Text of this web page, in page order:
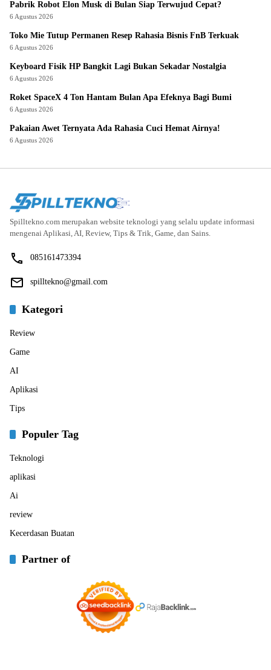
Pabrik Robot Elon Musk di Bulan Siap Terwujud Cepat?
6 Agustus 2026
Toko Mie Tutup Permanen Resep Rahasia Bisnis FnB Terkuak
6 Agustus 2026
Keyboard Fisik HP Bangkit Lagi Bukan Sekadar Nostalgia
6 Agustus 2026
Roket SpaceX 4 Ton Hantam Bulan Apa Efeknya Bagi Bumi
6 Agustus 2026
Pakaian Awet Ternyata Ada Rahasia Cuci Hemat Airnya!
6 Agustus 2026
Spilltekno.com merupakan website teknologi yang selalu update informasi
mengenai Aplikasi, AI, Review, Tips & Trik, Game, dan Sains.
085161473394
spilltekno@gmail.com
Kategori
Review
Game
AI
Aplikasi
Tips
Populer Tag
Teknologi
aplikasi
Ai
review
Kecerdasan Buatan
Partner of